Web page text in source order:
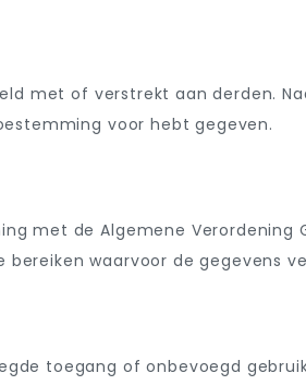
met of verstrekt aan derden.
voor hebt gegeven.
met de Algemene Verordening
waarvoor de gegevens
toegang of onbevoegd